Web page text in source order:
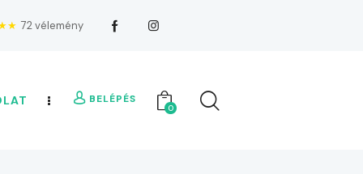
72 vélemény
BELÉPÉS
0